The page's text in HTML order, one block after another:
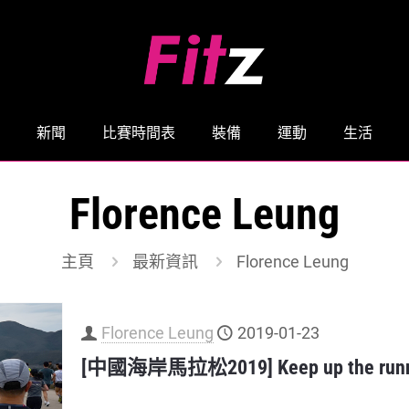
新聞 比賽時間表 裝備 運動 生活
Florence Leung
主頁 最新資訊 Florence Leung
Florence Leung 2019-01-23
[中國海岸馬拉松2019] Keep up the